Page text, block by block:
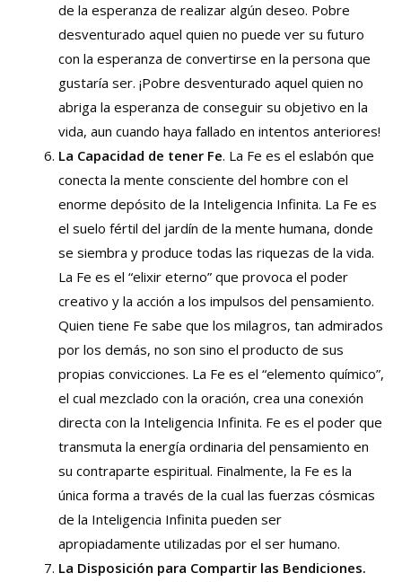
de la esperanza de realizar algún deseo. Pobre
desventurado aquel quien no puede ver su futuro
con la esperanza de convertirse en la persona que
gustaría ser. ¡Pobre desventurado aquel quien no
abriga la esperanza de conseguir su objetivo en la
vida, aun cuando haya fallado en intentos anteriores!
La Capacidad de tener Fe. La Fe es el eslabón que
conecta la mente consciente del hombre con el
enorme depósito de la Inteligencia Infinita. La Fe es
el suelo fértil del jardín de la mente humana, donde
se siembra y produce todas las riquezas de la vida.
La Fe es el “elixir eterno” que provoca el poder
creativo y la acción a los impulsos del pensamiento.
Quien tiene Fe sabe que los milagros, tan admirados
por los demás, no son sino el producto de sus
propias convicciones. La Fe es el “elemento químico”,
el cual mezclado con la oración, crea una conexión
directa con la Inteligencia Infinita. Fe es el poder que
transmuta la energía ordinaria del pensamiento en
su contraparte espiritual. Finalmente, la Fe es la
única forma a través de la cual las fuerzas cósmicas
de la Inteligencia Infinita pueden ser
apropiadamente utilizadas por el ser humano.
La Disposición para Compartir las Bendiciones.